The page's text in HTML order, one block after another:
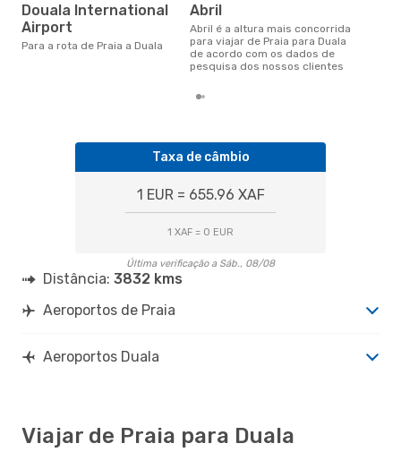
Douala International
Airport
Para a rota de Praia a Duala
abril
abril é a altura mais concorrida
para viajar de Praia para Duala
de acordo com os dados de
pesquisa dos nossos clientes
Taxa de câmbio
1 EUR = 655.96 XAF
1 XAF = 0 EUR
Última verificação a Sáb., 08/08
Distância: 3832 kms
Aeroportos de Praia
Aeroportos Duala
Viajar de Praia para Duala